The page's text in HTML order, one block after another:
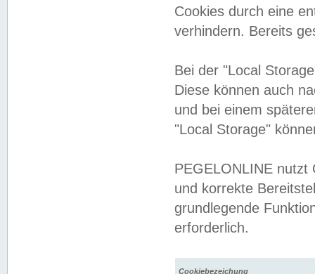
Cookies durch eine
verhindern. Bereits
Bei der "Local
Diese können auch
und bei einem
"Local Storage"
PEGELONLINE nutzt
und korrekte
grundlegende
erforderlich.
Cookiebezeichung